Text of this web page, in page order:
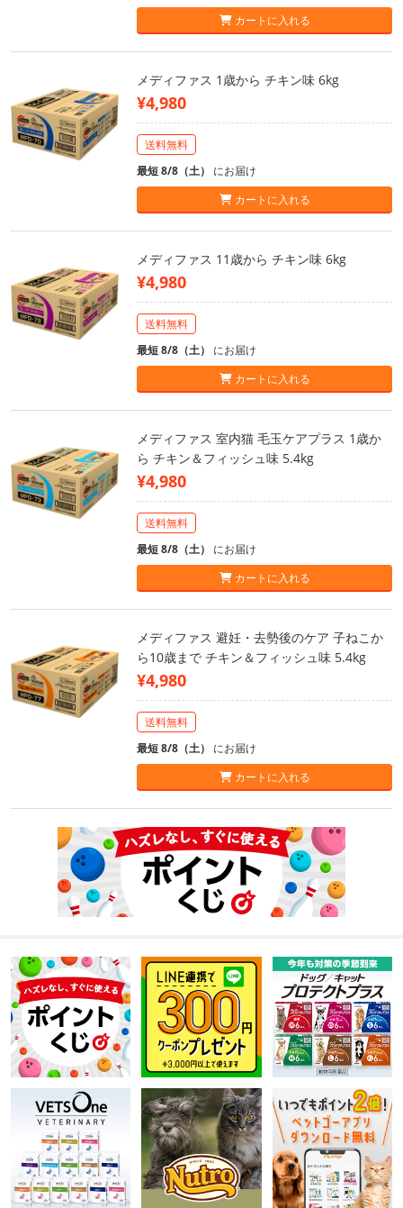
カートに入れる
メディファス 1歳から チキン味 6kg
¥4,980
送料無料
最短 8/8（土） にお届け
カートに入れる
メディファス 11歳から チキン味 6kg
¥4,980
送料無料
最短 8/8（土） にお届け
カートに入れる
メディファス 室内猫 毛玉ケアプラス 1歳か
ら チキン＆フィッシュ味 5.4kg
¥4,980
送料無料
最短 8/8（土） にお届け
カートに入れる
メディファス 避妊・去勢後のケア 子ねこか
ら10歳まで チキン＆フィッシュ味 5.4kg
¥4,980
送料無料
最短 8/8（土） にお届け
カートに入れる